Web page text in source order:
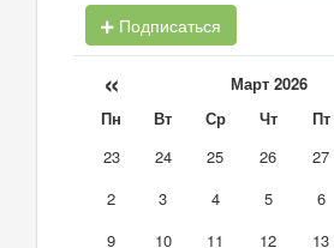
Подписаться
« Март 2026
Пн Вт Ср Чт Пт
23
24 25 26 27
2
3 4 5 6
9
10 11 12 13